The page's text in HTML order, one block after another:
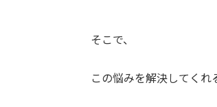
そこで、
この悩みを解決してくれ